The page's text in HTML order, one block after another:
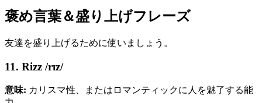
褒め言葉＆盛り上げフレーズ
友達を盛り上げるために使いましょう。
11. Rizz /rɪz/
意味: カリスマ性、またはロマンティックに人を魅了する能